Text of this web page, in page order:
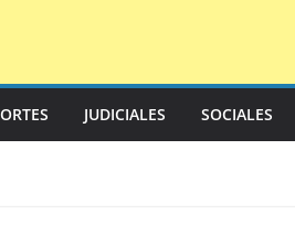
JUDICIALES SOCIALES